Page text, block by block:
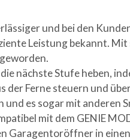
und bei den
Leistung bekannt.
nächste Stufe heben,
Ferne steuern und
es sogar mit anderen
mit dem GENIE
Garagentoröffner in